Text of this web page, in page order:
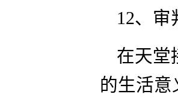
12、审
在天堂
的生活